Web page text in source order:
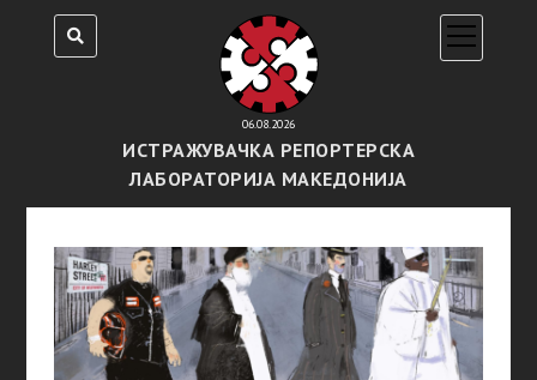
06.08.2026
ИСТРАЖУВАЧКА РЕПОРТЕРСКА
ЛАБОРАТОРИЈА МАКЕДОНИЈА
open
menu